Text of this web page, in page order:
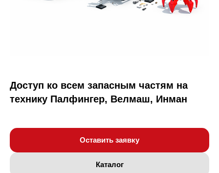
Доступ ко всем запасным частям на
технику Палфингер, Велмаш, Инман
Оставить заявку
Каталог